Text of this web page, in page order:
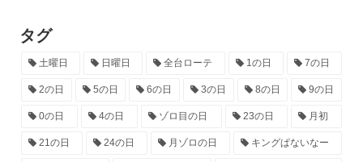
タグ
土曜日 日曜日 全台ローテ 1の日 7の日
2の日 5の日 6の日 3の日 8の日 9の日
0の日 4の日 ゾロ目の日 23の日 月初
21の日 24の日 月ゾロの日 キングぱないなー